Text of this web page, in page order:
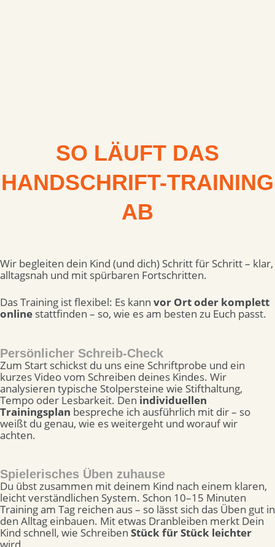
SO LÄUFT DAS
HANDSCHRIFT-TRAINING
AB
Wir begleiten dein Kind (und dich) Schritt für Schritt – klar,
alltagsnah und mit spürbaren Fortschritten.
Das Training ist flexibel: Es kann vor Ort oder komplett
online stattfinden – so, wie es am besten zu Euch passt.
Persönlicher Schreib-Check
Zum Start schickst du uns eine Schriftprobe und ein
kurzes Video vom Schreiben deines Kindes. Wir
analysieren typische Stolpersteine wie Stifthaltung,
Tempo oder Lesbarkeit. Den individuellen
Trainingsplan bespreche ich ausführlich mit dir – so
weißt du genau, wie es weitergeht und worauf wir
achten.
Spielerisches Üben zuhause
Du übst zusammen mit deinem Kind nach einem klaren,
leicht verständlichen System. Schon 10–15 Minuten
Training am Tag reichen aus – so lässt sich das Üben gut in
den Alltag einbauen. Mit etwas Dranbleiben merkt Dein
Kind schnell, wie Schreiben Stück für Stück leichter